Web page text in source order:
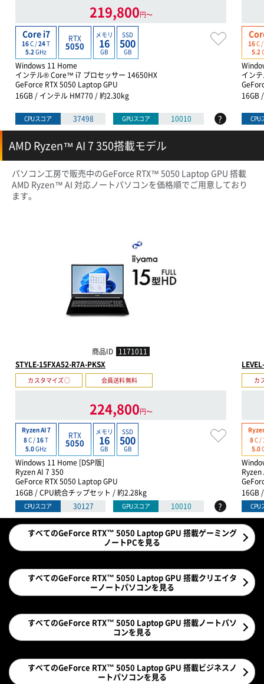
219,800円〜
Core i7
16C /24T
5.2GHz
RTX
5050
メモリ
16
GB
SSD
500
GB
Windows 11 Home
インテル® Core™ i7 プロセッサー 14650HX
GeForce RTX 5050 Laptop GPU
16GB / インテル HM770 / 約2.30kg
CPUスコア 37498 GPUスコア 10010 ?
16C /
5.2
イン
16GB
CPU
AMD Ryzen™ AI 7 350搭載モデル
パソコン工房で販売中のGeForce RTX™ 5050 Laptop GPU 搭載
AMD Ryzen™ AI 対応ノートパソコンを価格順でご用意しており
ます。
商品ID 1171011
STYLE-15FXA52-R7A-PKSX
カスタマイズ○ 会員送料無料
224,800円〜
Ryzen AI 7
8C / 16T
5.0GHz
RTX
5050
メモリ
16
GB
SSD
500
GB
Windows 11 Home [DSP版]
Ryzen AI 7 350
GeForce RTX 5050 Laptop GPU
16GB / CPU統合チップセット / 約2.28kg
CPUスコア 30127 GPUスコア 10010 ?
カ
8C /
5.0
16GB
CPU
すべてのGeForce RTX™ 5050 Laptop GPU 搭載ゲーミング
ノートPCを見る
すべてのGeForce RTX™ 5050 Laptop GPU 搭載クリエイタ
ーノートパソコンを見る
すべてのGeForce RTX™ 5050 Laptop GPU 搭載ノートパソ
コンを見る
すべてのGeForce RTX™ 5050 Laptop GPU 搭載ビジネスノ
ートパソコンを見る